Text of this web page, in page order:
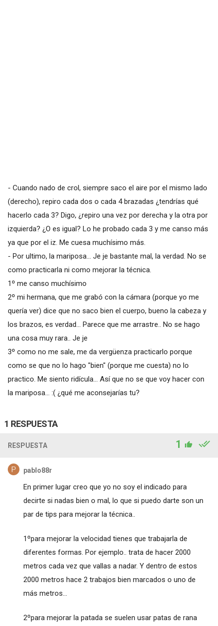
- Cuando nado de crol, siempre saco el aire por el mismo lado
(derecho), repiro cada dos o cada 4 brazadas ¿tendrías qué
hacerlo cada 3? Digo, ¿repiro una vez por derecha y la otra por
izquierda? ¿O es igual? Lo he probado cada 3 y me canso más
ya que por el iz. Me cuesa muchísimo más.
- Por ultimo, la mariposa... Je je bastante mal, la verdad. No se
como practicarla ni como mejorar la técnica.
1º me canso muchísimo
2º mi hermana, que me grabó con la cámara (porque yo me
quería ver) dice que no saco bien el cuerpo, bueno la cabeza y
los brazos, es verdad... Parece que me arrastre.. No se hago
una cosa muy rara.. Je je
3º como no me sale, me da vergüenza practicarlo porque
como se que no lo hago "bien" (porque me cuesta) no lo
practico. Me siento ridícula... Así que no se que voy hacer con
la mariposa... :( ¿qué me aconsejarías tu?
1 RESPUESTA
RESPUESTA 1
pablo88r
En primer lugar creo que yo no soy el indicado para
decirte si nadas bien o mal, lo que si puedo darte son un
par de tips para mejorar la técnica..
1ºpara mejorar la velocidad tienes que trabajarla de
diferentes formas. Por ejemplo.. trata de hacer 2000
metros cada vez que vallas a nadar. Y dentro de estos
2000 metros hace 2 trabajos bien marcados o uno de
más metros...
2ºpara mejorar la patada se suelen usar patas de rana